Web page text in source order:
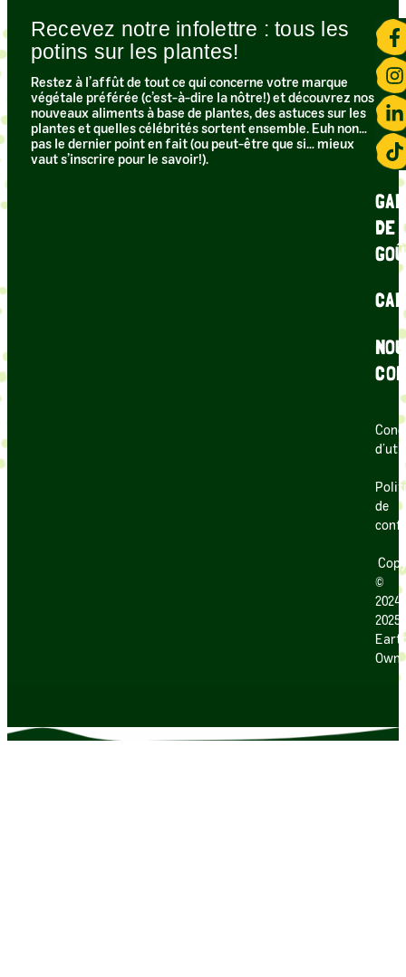
Recevez notre infolettre : tous les
potins sur les plantes!​
Restez à l’affût de tout ce qui concerne votre marque
végétale préférée (c’est-à-dire la nôtre!) et découvrez nos
nouveaux aliments à base de plantes, des astuces sur les
plantes et quelles célébrités sortent ensemble. Euh non…
pas le dernier point en fait (ou peut-être que si… mieux
vaut s’inscrire pour le savoir!).
DE
de
©
2025
Own